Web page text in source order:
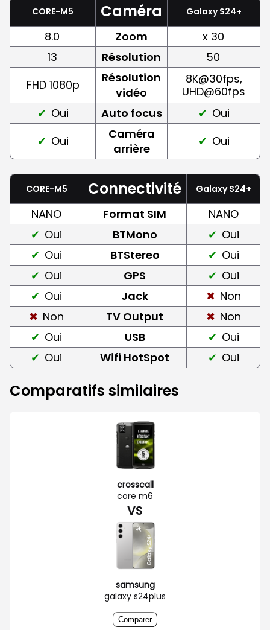
CORE-M5 Caméra Galaxy S24+
8.0 Zoom
x 30
13
Résolution
50
FHD 1080p
Résolution
vidéo
8K@30fps,
UHD@60fps
Oui
Auto focus
Oui
Oui
Caméra
arrière
Oui
CORE-M5 Connectivité Galaxy S24+
NANO Format SIM
NANO
Oui
BTMono
Oui
Oui
BTStereo
Oui
Oui
GPS
Oui
Oui
Jack
Non
Non
TV Output
Non
Oui
USB
Oui
Oui
Wifi HotSpot Oui
Comparatifs similaires
crosscall
core m6
VS
samsung
galaxy s24plus
Comparer